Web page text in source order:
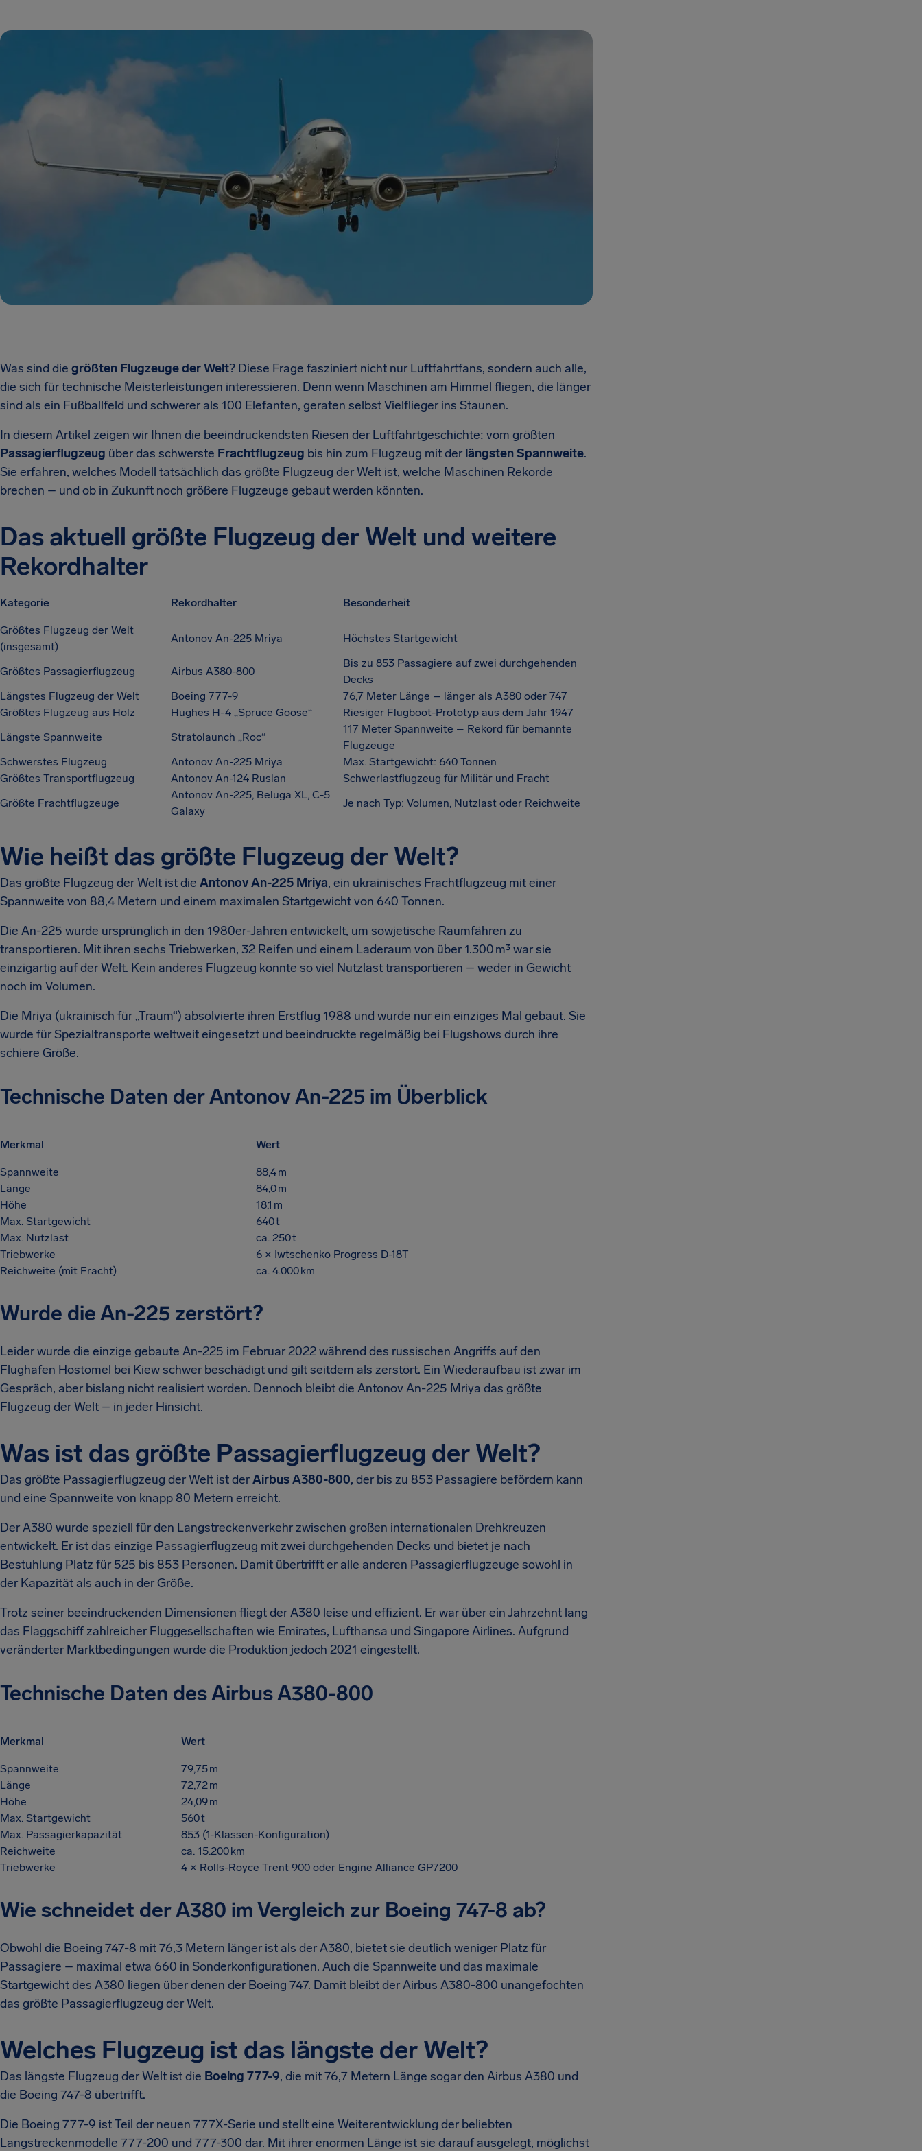
Was sind die größten Flugzeuge der Welt? Diese Frage fasziniert nicht nur Luftfahrtfans, sondern auch alle,
die sich für technische Meisterleistungen interessieren. Denn wenn Maschinen am Himmel fliegen, die länger
sind als ein Fußballfeld und schwerer als 100 Elefanten, geraten selbst Vielflieger ins Staunen.
In diesem Artikel zeigen wir Ihnen die beeindruckendsten Riesen der Luftfahrtgeschichte: vom größten
Passagierflugzeug über das schwerste Frachtflugzeug bis hin zum Flugzeug mit der längsten Spannweite.
Sie erfahren, welches Modell tatsächlich das größte Flugzeug der Welt ist, welche Maschinen Rekorde
brechen – und ob in Zukunft noch größere Flugzeuge gebaut werden könnten.
Das aktuell größte Flugzeug der Welt und weitere
Rekordhalter
Kategorie Rekordhalter Besonderheit
Größtes Flugzeug der Welt
(insgesamt)
Antonov An-225 Mriya Höchstes Startgewicht
Größtes Passagierflugzeug Airbus A380-800
Bis zu 853 Passagiere auf zwei durchgehenden
Decks
Längstes Flugzeug der Welt
Boeing 777-9
76,7 Meter Länge – länger als A380 oder 747
Größtes Flugzeug aus Holz
Hughes H-4 „Spruce Goose“
Riesiger Flugboot-Prototyp aus dem Jahr 1947
Längste Spannweite
Stratolaunch „Roc“
117 Meter Spannweite – Rekord für bemannte
Flugzeuge
Schwerstes Flugzeug
Antonov An-225 Mriya
Max. Startgewicht: 640 Tonnen
Größtes Transportflugzeug
Antonov An-124 Ruslan
Schwerlastflugzeug für Militär und Fracht
Größte Frachtflugzeuge
Antonov An-225, Beluga XL, C-5
Galaxy
Je nach Typ: Volumen, Nutzlast oder Reichweite
Wie heißt das größte Flugzeug der Welt?
Das größte Flugzeug der Welt ist die Antonov An-225 Mriya, ein ukrainisches Frachtflugzeug mit einer
Spannweite von 88,4 Metern und einem maximalen Startgewicht von 640 Tonnen.
Die An-225 wurde ursprünglich in den 1980er-Jahren entwickelt, um sowjetische Raumfähren zu
transportieren. Mit ihren sechs Triebwerken, 32 Reifen und einem Laderaum von über 1.300 m³ war sie
einzigartig auf der Welt. Kein anderes Flugzeug konnte so viel Nutzlast transportieren – weder in Gewicht
noch im Volumen.
Die Mriya (ukrainisch für „Traum“) absolvierte ihren Erstflug 1988 und wurde nur ein einziges Mal gebaut. Sie
wurde für Spezialtransporte weltweit eingesetzt und beeindruckte regelmäßig bei Flugshows durch ihre
schiere Größe.
Technische Daten der Antonov An-225 im Überblick
Merkmal Wert
Spannweite
88,4 m
Länge
84,0 m
Höhe
18,1 m
Max. Startgewicht
640 t
Max. Nutzlast
ca. 250 t
Triebwerke
6 × Iwtschenko Progress D-18T
Reichweite (mit Fracht)
ca. 4.000 km
Wurde die An-225 zerstört?
Leider wurde die einzige gebaute An-225 im Februar 2022 während des russischen Angriffs auf den
Flughafen Hostomel bei Kiew schwer beschädigt und gilt seitdem als zerstört. Ein Wiederaufbau ist zwar im
Gespräch, aber bislang nicht realisiert worden. Dennoch bleibt die Antonov An-225 Mriya das größte
Flugzeug der Welt – in jeder Hinsicht.
Was ist das größte Passagierflugzeug der Welt?
Das größte Passagierflugzeug der Welt ist derAirbus A380-800, der bis zu 853 Passagiere befördern kann
und eine Spannweite von knapp 80 Metern erreicht.
Der A380 wurde speziell für den Langstreckenverkehr zwischen großen internationalen Drehkreuzen
entwickelt. Er ist das einzige Passagierflugzeug mit zwei durchgehenden Decks und bietet je nach
Bestuhlung Platz für 525 bis 853 Personen. Damit übertrifft er alle anderen Passagierflugzeuge sowohl in
der Kapazität als auch in der Größe.
Trotz seiner beeindruckenden Dimensionen fliegt der A380 leise und effizient. Er war über ein Jahrzehnt lang
das Flaggschiff zahlreicher Fluggesellschaften wie Emirates, Lufthansa und Singapore Airlines. Aufgrund
veränderter Marktbedingungen wurde die Produktion jedoch 2021 eingestellt.
Technische Daten des Airbus A380-800
Merkmal Wert
Spannweite
79,75 m
Länge
72,72 m
Höhe
24,09 m
Max. Startgewicht
560 t
Max. Passagierkapazität
853 (1-Klassen-Konfiguration)
Reichweite
ca. 15.200 km
Triebwerke
4 × Rolls-Royce Trent 900 oder Engine Alliance GP7200
Wie schneidet der A380 im Vergleich zur Boeing 747-8 ab?
Obwohl die Boeing 747-8 mit 76,3 Metern länger ist als der A380, bietet sie deutlich weniger Platz für
Passagiere – maximal etwa 660 in Sonderkonfigurationen. Auch die Spannweite und das maximale
Startgewicht des A380 liegen über denen der Boeing 747. Damit bleibt der Airbus A380-800 unangefochten
das größte Passagierflugzeug der Welt.
Welches Flugzeug ist das längste der Welt?
Das längste Flugzeug der Welt ist die Boeing 777-9, die mit 76,7 Metern Länge sogar den Airbus A380 und
die Boeing 747-8 übertrifft.
Die Boeing 777-9 ist Teil der neuen 777X-Serie und stellt eine Weiterentwicklung der beliebten
Langstreckenmodelle 777-200 und 777-300 dar. Mit ihrer enormen Länge ist sie darauf ausgelegt, möglichst